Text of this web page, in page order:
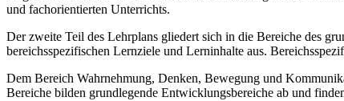
und fachorientierten Unterrichts.
Der zweite Teil des Lehrplans gliedert sich in die Bereiche des
bereichsspezifischen Lernziele und Lerninhalte aus.
Dem Bereich Wahrnehmung, Denken, Bewegung und
Bereiche bilden grundlegende Entwicklungsbereiche ab und